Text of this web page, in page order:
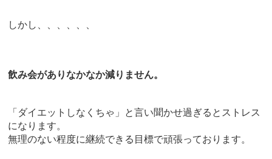
しかし、、、、、、
飲み会がありなかなか減りません。
「ダイエットしなくちゃ」と言い聞かせ過ぎるとストレス
になります。
無理のない程度に継続できる目標で頑張っております。